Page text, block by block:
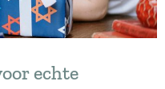
echte